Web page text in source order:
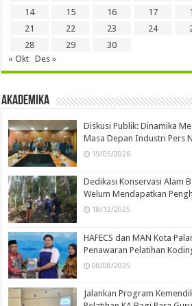
14
15 16 17
21
22 23 24
28
29
30
« Okt
Des »
Akademika
Diskusi Publik: Dinamika
Masa Depan Industri Pers
19/05/2026
Dedikasi Konservasi Alam
Welum Mendapatkan
18/12/2025
HAFECS dan MAN Kota
Penawaran Pelatihan
08/08/2025
Jalankan Program